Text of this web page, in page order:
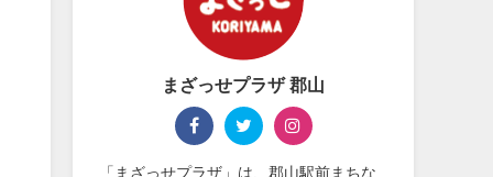
まざっせプラザ 郡山
「まざっせプラザ」は、郡山駅前まちな